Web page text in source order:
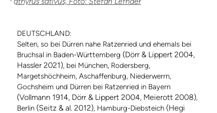
DEUTSCHLAND:
Selten, so bei Dürren nahe Ratzenried und ehemals bei
Bruchsal in Baden-Württemberg (Dörr & Lippert 2004,
Hassler 2021), bei München, Rodersberg,
Margetshöchheim, Aschaffenburg, Niederwerrn,
Gochsheim und Dürren bei Ratzenried in Bayern
(Vollmann 1914, Dörr & Lippert 2004, Meierott 2008),
Berlin (Seitz & al. 2012), Hamburg-Diebsteich (Hegi